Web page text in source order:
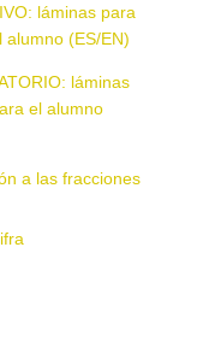
láminas para
alumno (ES/EN)
láminas
el alumno
a las fracciones